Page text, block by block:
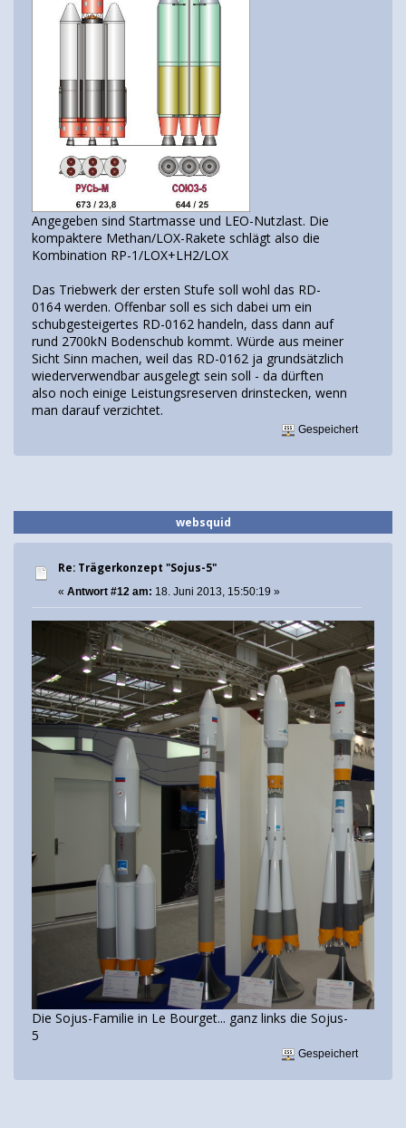
Angegeben sind Startmasse und LEO-Nutzlast. Die
kompaktere Methan/LOX-Rakete schlägt also die
Kombination RP-1/LOX+LH2/LOX
Das Triebwerk der ersten Stufe soll wohl das RD-
0164 werden. Offenbar soll es sich dabei um ein
schubgesteigertes RD-0162 handeln, dass dann auf
rund 2700kN Bodenschub kommt. Würde aus meiner
Sicht Sinn machen, weil das RD-0162 ja grundsätzlich
wiederverwendbar ausgelegt sein soll - da dürften
also noch einige Leistungsreserven drinstecken, wenn
man darauf verzichtet.
Gespeichert
websquid
Re: Trägerkonzept "Sojus-5"
« Antwort #12 am: 18. Juni 2013, 15:50:19 »
Die Sojus-Familie in Le Bourget... ganz links die Sojus-
5
Gespeichert